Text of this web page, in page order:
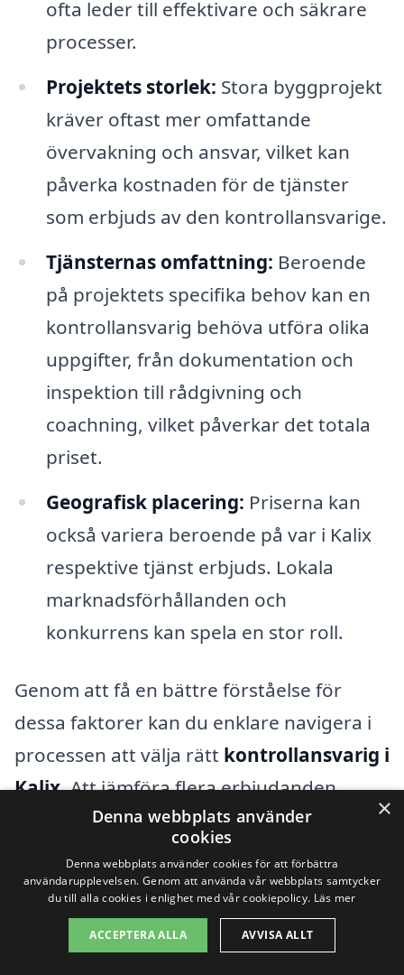
ofta leder till effektivare och säkrare
processer.
Projektets storlek: Stora byggprojekt
kräver oftast mer omfattande
övervakning och ansvar, vilket kan
påverka kostnaden för de tjänster
som erbjuds av den kontrollansvarige.
Tjänsternas omfattning: Beroende
på projektets specifika behov kan en
kontrollansvarig behöva utföra olika
uppgifter, från dokumentation och
inspektion till rådgivning och
coachning, vilket påverkar det totala
priset.
Geografisk placering: Priserna kan
också variera beroende på var i Kalix
respektive tjänst erbjuds. Lokala
marknadsförhållanden och
konkurrens kan spela en stor roll.
Genom att få en bättre förståelse för
dessa faktorer kan du enklare navigera i
processen att välja rätt kontrollansvarig i
Kalix. Att jämföra flera erbjudanden
kommer att hjälpa dig att hitta en tjänst
som passar både dina behov och din
budget. Det är också en god idé att ställa
frågor och be om referenser för att
säkerställa att du får en professionell och
×
Denna webbplats använder
cookies
Denna webbplats använder cookies för att förbättra
användarupplevelsen. Genom att använda vår webbplats samtycker
du till alla cookies i enlighet med vår cookiepolicy. Läs mer
ACCEPTERA ALLA AVVISA ALLT